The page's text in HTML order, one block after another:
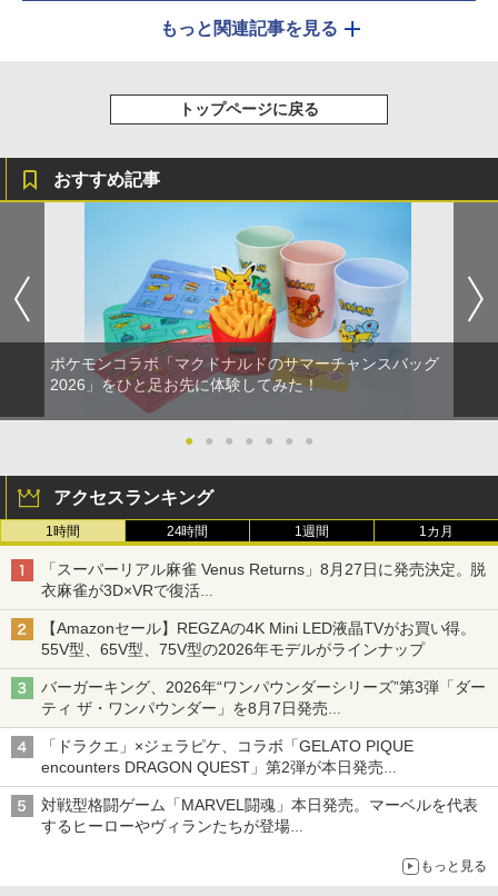
もっと関連記事を見る
トップページに戻る
おすすめ記事
ポケモンコラボ「マクドナルドのサマーチャンスバッグ
2026」をひと足お先に体験してみた！
● ● ● ● ● ● ●
アクセスランキング
1時間 24時間 1週間 1カ月
「スーパーリアル麻雀 Venus Returns」8月27日に発売決定。脱
衣麻雀が3D×VRで復活
発売から2週間は20%オフになるセールが実施
【Amazonセール】REGZAの4K Mini LED液晶TVがお買い得。
55V型、65V型、75V型の2026年モデルがラインナップ
バーガーキング、2026年“ワンパウンダーシリーズ”第3弾「ダー
ティ ザ・ワンパウンダー」を8月7日発売
「特製ガーリックマヨソース」を使用した超大型チーズバーガー
「ドラクエ」×ジェラピケ、コラボ「GELATO PIQUE
encounters DRAGON QUEST」第2弾が本日発売
アイスカップに入ったスライムやわたぼう、ベビーサタンなどが
オリジナルアートで登場
対戦型格闘ゲーム「MARVEL闘魂」本日発売。マーベルを代表
するヒーローやヴィランたちが登場
もっと見る